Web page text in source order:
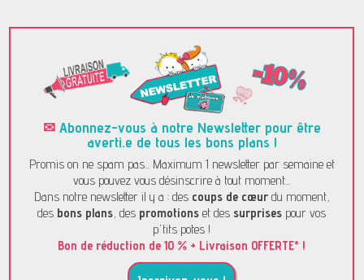
✉ Abonnez-vous à notre Newsletter pour être
averti.e de tous les bons plans !
Promis on ne spam pas... Maximum 1 newsletter par semaine et
vous pouvez vous désinscrire à tout moment...
Dans notre newsletter il y a : des coups de cœurdu moment,
des bons plans, des promotions et dessurprises pour vos
p'tits potes !
Bon de réduction de 10 % + Livraison OFFERTE* !